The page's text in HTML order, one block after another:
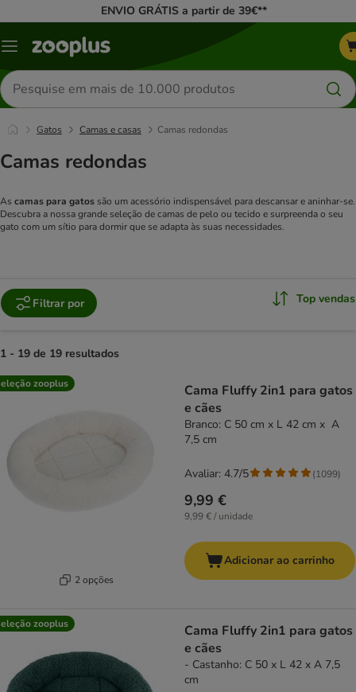
ENVIO GRÁTIS a partir de 39€**
Menu
Pesquisar
produtos
Gatos Camas e casas Camas redondas
Camas redondas
As camas para gatos são um acessório indispensável para descansar e aninhar-se.
Descubra a nossa grande seleção de camas de pelo ou tecido e surpreenda o seu
gato com um sítio para dormir que se adapta às suas necessidades.
Filtrar por Top vendas
1 - 19 de 19 resultados
product items have been changed
zooplus
2 opções
Cama Fluffy 2in1 para gatos
e cães
Branco: C 50 cm x L 42 cm x A
7,5 cm
9,99 €
9,99 € / unidade
Avaliar: 4.7/5 (1099)
Adicionar ao carrinho
zooplus
Cama Fluffy 2in1 para gatos
e cães
- Castanho: C 50 x L 42 x A 7,5
cm